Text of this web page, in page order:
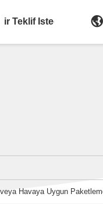
Bir Teklif Isteği
Havaya Uygun